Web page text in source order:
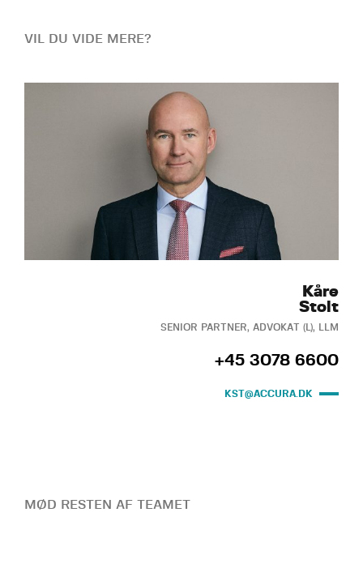
VIL DU VIDE MERE?
Kåre
Stolt
SENIOR PARTNER, ADVOKAT (L), LLM
+45 3078 6600
KST@ACCURA.DK
MØD RESTEN AF TEAMET